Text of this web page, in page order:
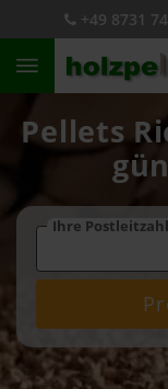
+49 8731
Pellets
Ihre Postleitzahl